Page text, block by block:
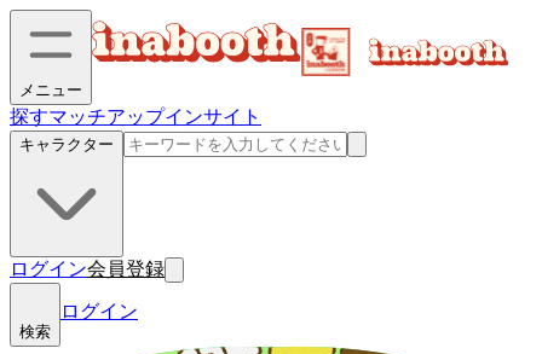
メニュー
探すマッチアップインサイト
キャラクター
ログイン会員登録
検索
ログイン